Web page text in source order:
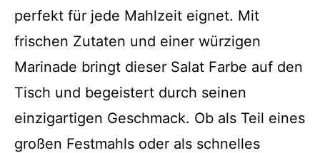
perfekt für jede Mahlzeit eignet. Mit
frischen Zutaten und einer würzigen
Marinade bringt dieser Salat Farbe auf den
Tisch und begeistert durch seinen
einzigartigen Geschmack. Ob als Teil eines
großen Festmahls oder als schnelles